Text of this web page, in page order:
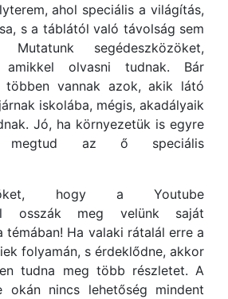
ahol speciális a világítás,
s a táblától való távolság sem
segédeszközöket,
amikkel olvasni tudnak. Bár
többen vannak azok, akik látó
iskolába, mégis, akadályaik
Jó, ha környezetük is egyre
az ő speciális
hogy a Youtube
osszák meg velünk saját
témában! Ha valaki rátalál erre a
folyamán, s érdeklődne, akkor
tudna meg több részletet. A
okán nincs lehetőség mindent